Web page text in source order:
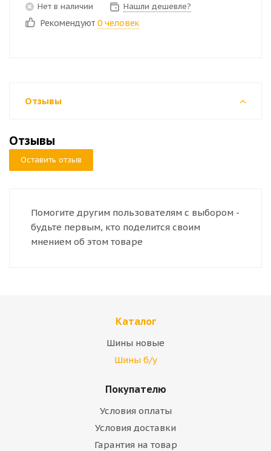
Нет в наличии Нашли дешевле?
Рекомендуют 0 человек
Отзывы
Отзывы
Оставить отзыв
Помогите другим пользователям с выбором -
будьте первым, кто поделится своим
мнением об этом товаре
Каталог
Шины новые
Шины б/у
Покупателю
Условия оплаты
Условия доставки
Гарантия на товар